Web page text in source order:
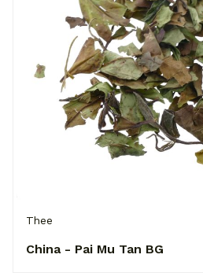
Thee
China - Pai Mu Tan BG